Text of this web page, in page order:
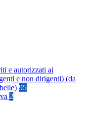
e autorizzati ai
e non dirigenti) (da
95
2